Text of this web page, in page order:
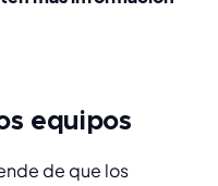
equipos
de que los